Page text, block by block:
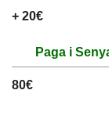
+ 20€
Paga i
80€